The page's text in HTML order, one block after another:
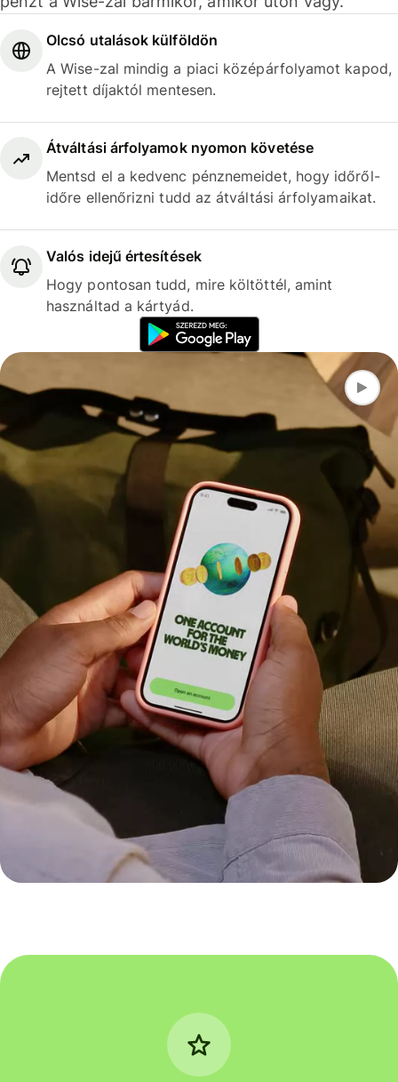
Olcsó utalások külföldön
A Wise-zal mindig a piaci középárfolyamot kapod,
rejtett díjaktól mentesen.
Átváltási árfolyamok nyomon követése
Mentsd el a kedvenc pénznemeidet, hogy időről-
időre ellenőrizni tudd az átváltási árfolyamaikat.
Valós idejű értesítések
Hogy pontosan tudd, mire költöttél, amint
használtad a kártyád.